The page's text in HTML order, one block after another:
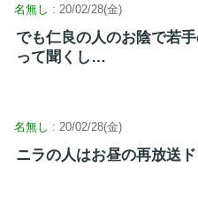
名無し : 20/02/28(金)
でも仁良の人のお陰で若
って聞くし…
名無し : 20/02/28(金)
ニラの人はお昼の再放送